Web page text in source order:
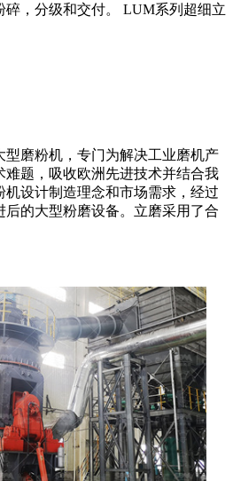
碎，分级和交付。 LUM系列超细立
型磨粉机，专门为解决工业磨机产
难题，吸收欧洲先进技术并结合我
机设计制造理念和市场需求，经过
后的大型粉磨设备。立磨采用了合